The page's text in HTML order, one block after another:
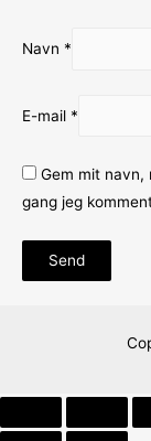
Navn *
E-mail *
Gem mit
gang jeg